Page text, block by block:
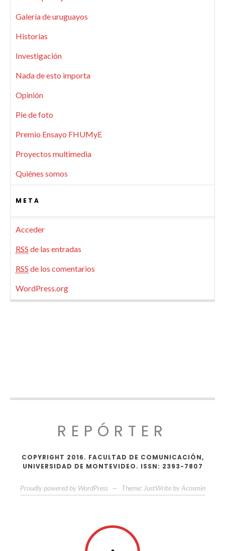
Galería de uruguayos
Historias
Investigación
Nada de esto importa
Opinión
Pie de foto
Premio Ensayo FHUMyE
Proyectos multimedia
Quiénes somos
META
Acceder
RSS de las entradas
RSS de los comentarios
WordPress.org
REPÓRTER
COPYRIGHT 2016. FACULTAD DE COMUNICACIÓN,
UNIVERSIDAD DE MONTEVIDEO. ISSN: 2393-7807
Proudly powered by WordPress — Theme: JustWrite by Acosmin